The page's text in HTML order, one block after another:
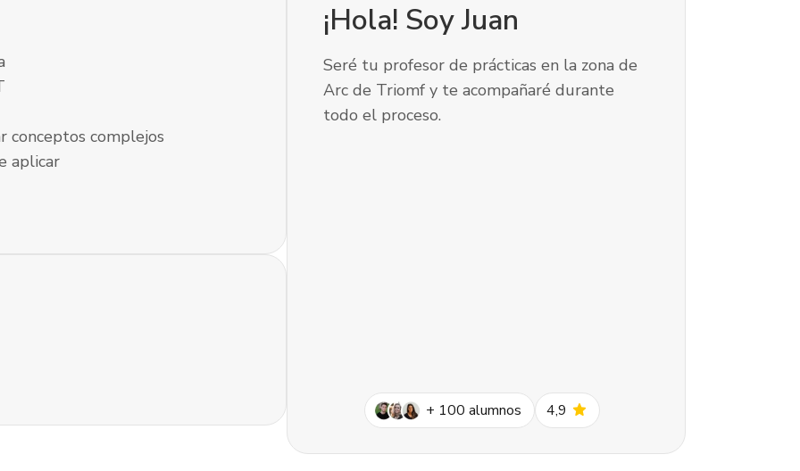
conceptos complejos
aplicar
¡Hola! SoyJuan
Seré tu profesor de prácticas en la zona de
Arc de Triomf y te acompañaré durante
todo el proceso.
+ 100 alumnos 4,9 star